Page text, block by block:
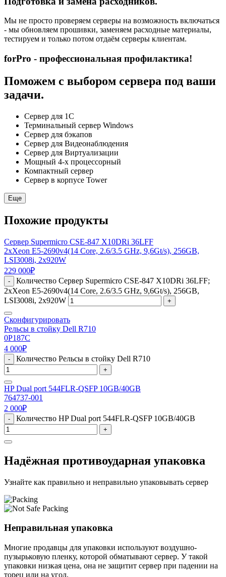
Мы не просто проверяем серверы на возможность включаться
- мы обновляем прошивки, заменяем расходные материалы,
тестируем и только потом отдаём серверы клиентам.
forPro - профессиональная профилактика!
Поможем с выбором сервера под ваши
задачи.
Сервер для 1С
Терминальный сервер Windows
Сервер для бэкапов
Сервер для Видеонаблюдения
Сервер для Виртуализации
Мощный 4-х процессорный
Компактный сервер
Сервер в корпусе Tower
Еще
Похожие продукты
Сервер Supermicro CSE-847 X10DRi 36LFF
2xXeon E5-2690v4(14 Core, 2.6/3.5 GHz, 9,6Gt/s), 256GB,
LSI3008i, 2x920W
229 000₽
-
Количество Сервер Supermicro CSE-847 X10DRi 36LFF;
2xXeon E5-2690v4(14 Core, 2.6/3.5 GHz, 9,6Gt/s), 256GB,
LSI3008i, 2x920W
+
Сконфигурировать
Рельсы в стойку Dell R710
0P187C
4 000₽
- Количество Рельсы в стойку Dell R710
+
HP Dual port 544FLR-QSFP 10GB/40GB
764737-001
2 000₽
- Количество HP Dual port 544FLR-QSFP 10GB/40GB
+
Надёжная противоударная упаковка
Узнайте как правильно и неправильно упаковывать сервер
Неправильная упаковка
Многие продавцы для упаковки используют воздушно-
пузырьковую пленку, которой обматывают сервер. У такой
упаковки низкая цена, она не защитит сервер при падении на
торец или на угол.